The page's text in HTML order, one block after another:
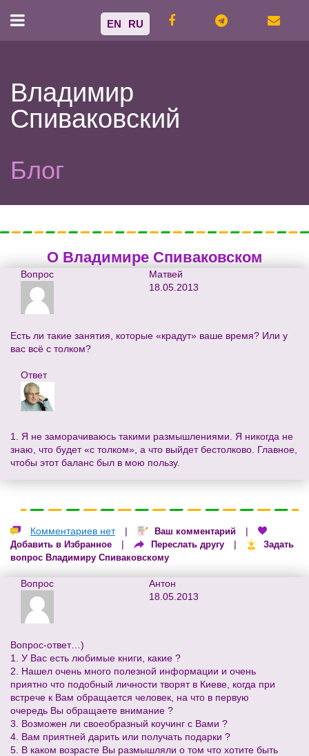
EN RU
Владимир
Спиваковский
Блог
О Владимире Спиваковском
Вопрос
Матвей
18.05.2013
Есть ли такие занятия, которые «крадут» ваше время? Или у
вас всё с толком?
Ответ
1. Я не заморачиваюсь такими размышлениями. Я никогда не
знаю, что будет «с толком», а что выйдет бестолково. Главное,
чтобы этот баланс был в мою пользу.
Комментариев нет | Ваш комментарий |
Добавить в Избранное | Переслать другу |
Задать
вопрос Владимиру Спиваковскому
Вопрос
Антон
18.05.2013
Вопрос-ответ…)
1. У Вас есть любимые книги, какие ?
2. Нашел очень много полезной информации и очень
приятно что подобный личности творят в Киеве, когда при
встрече к Вам обращается человек, на что в первую
очередь Вы обращаете внимание ?
3. Возможен ли своеобразный коучинг с Вами ?
4. Вам приятней дарить или получать подарки ?
5. В каком возрасте Вы размышляли о том что хотите быть